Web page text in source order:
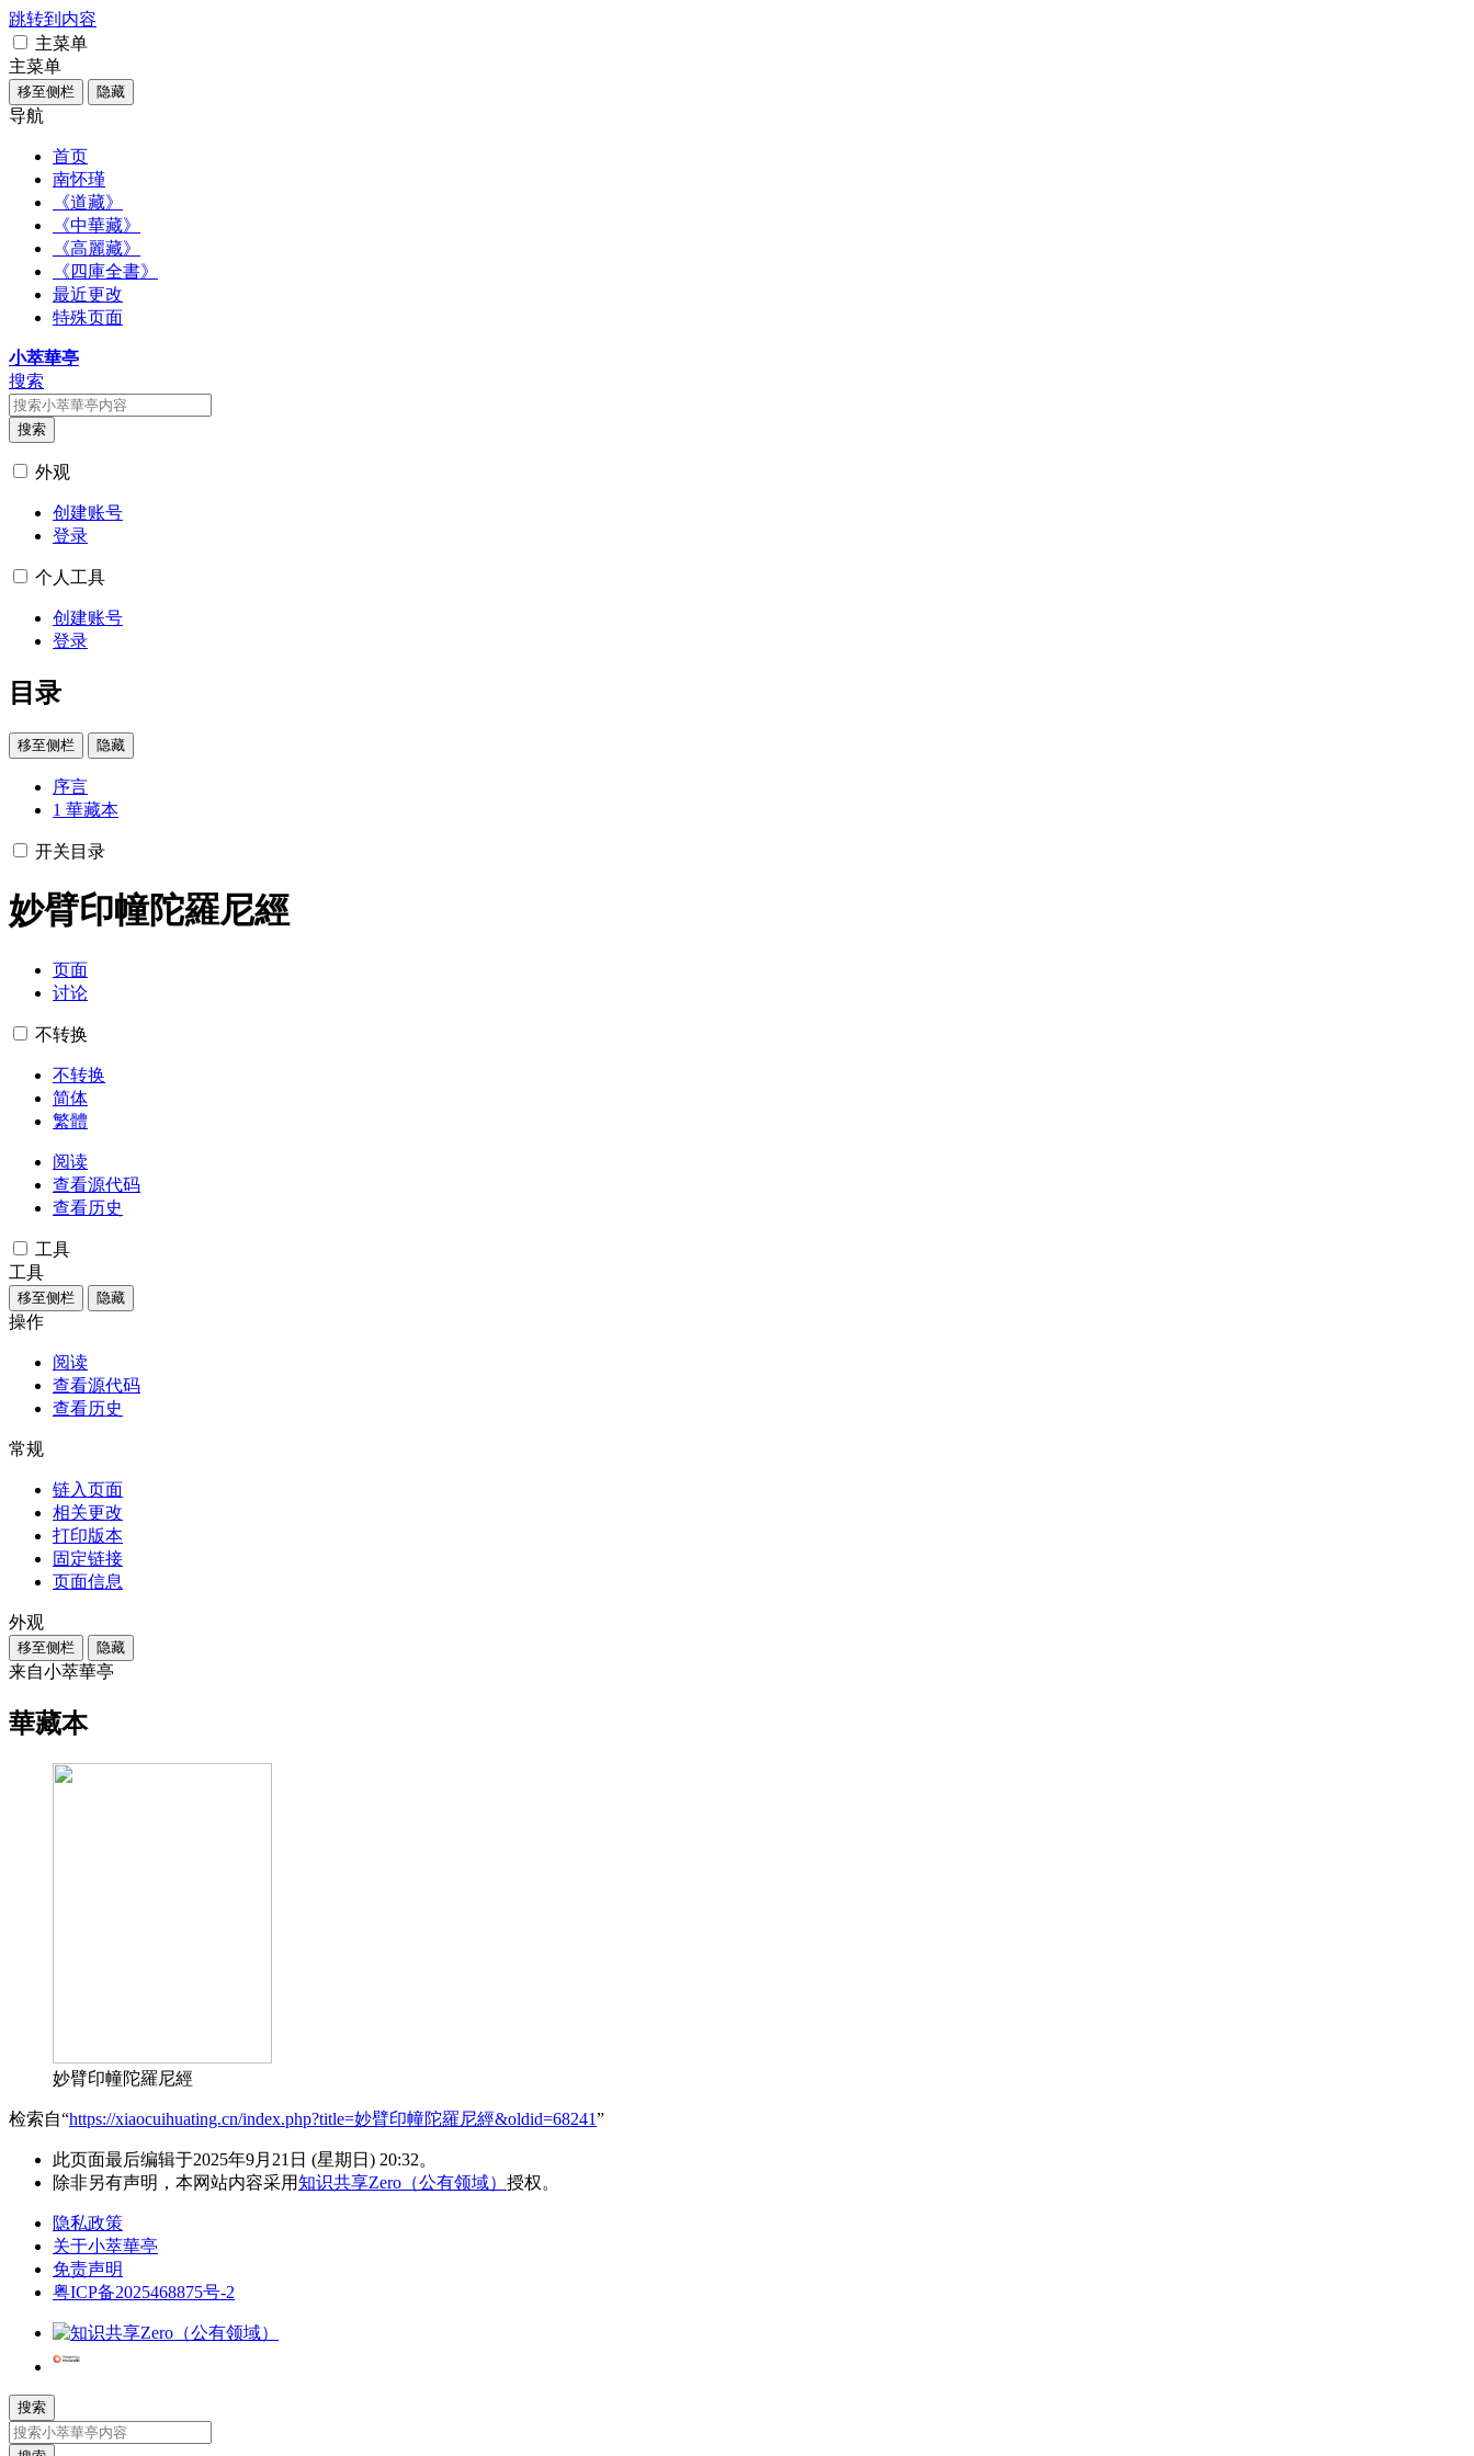
跳转到内容
主菜单
主菜单
移至侧栏 隐藏
导航
首页
南怀瑾
《道藏》
《中華藏》
《高麗藏》
《四庫全書》
最近更改
特殊页面
小萃華亭
搜索
搜索
外观
创建账号
登录
个人工具
创建账号
登录
目录
移至侧栏 隐藏
序言
1 華藏本
开关目录
妙臂印幢陀羅尼經
页面
讨论
不转换
不转换
简体
繁體
阅读
查看源代码
查看历史
工具
工具
移至侧栏 隐藏
操作
阅读
查看源代码
查看历史
常规
链入页面
相关更改
打印版本
固定链接
页面信息
外观
移至侧栏 隐藏
来自小萃華亭
華藏本
妙臂印幢陀羅尼經
检索自“https://xiaocuihuating.cn/index.php?title=妙臂印幢陀羅尼經&oldid=68241”
此页面最后编辑于2025年9月21日 (星期日) 20:32。
除非另有声明，本网站内容采用知识共享Zero（公有领域） 授权。
隐私政策
关于小萃華亭
免责声明
粤ICP备2025468875号-2
搜索